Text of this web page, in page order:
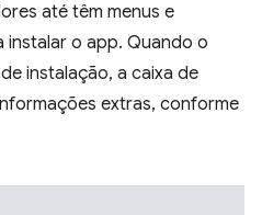
até têm menus e
o app. Quando o
instalação, a caixa de
extras, conforme